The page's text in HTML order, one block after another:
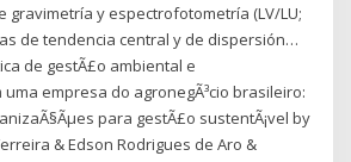
gravimetría y espectrofotometría (LV/LU;
de tendencia central y de dispersión…
de gestÃ£o ambiental e
empresa do agronegÃ³cio brasileiro:
para gestÃ£o sustentÃ¡vel by
& Edson Rodrigues de Aro &